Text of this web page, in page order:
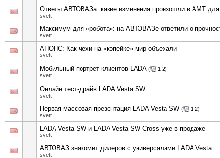
Ответы АВТОВАЗа: какие изменения произошли в АМТ для
svett
Максимум для «робота»: на АВТОВАЗе ответили о
svett
АНОНС: Как чехи на «копейке» мир объехали
svett
Мобильный портрет клиентов LADA ( 1 2)
svett
Онлайн тест-драйв LADA Vesta SW
svett
Первая массовая презентация LADA Vesta SW ( 1 2)
svett
LADA Vesta SW и LADA Vesta SW Cross уже в продаже
svett
АВТОВАЗ знакомит дилеров с универсалами LADA Vesta
svett